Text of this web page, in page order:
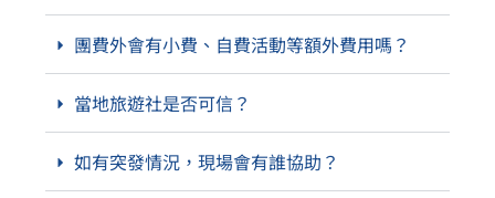
團費外會有小費、自費活動等額外費用嗎？
當地旅遊社是否可信？
如有突發情況，現場會有誰協助？